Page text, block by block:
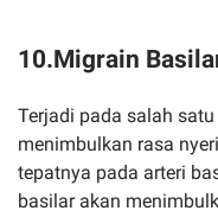
10.Migrain
Terjadi pada salah
menimbulkan rasa
tepatnya pada arteri
basilar akan